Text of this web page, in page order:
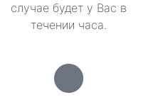
случае будет у Вас в
течении часа.